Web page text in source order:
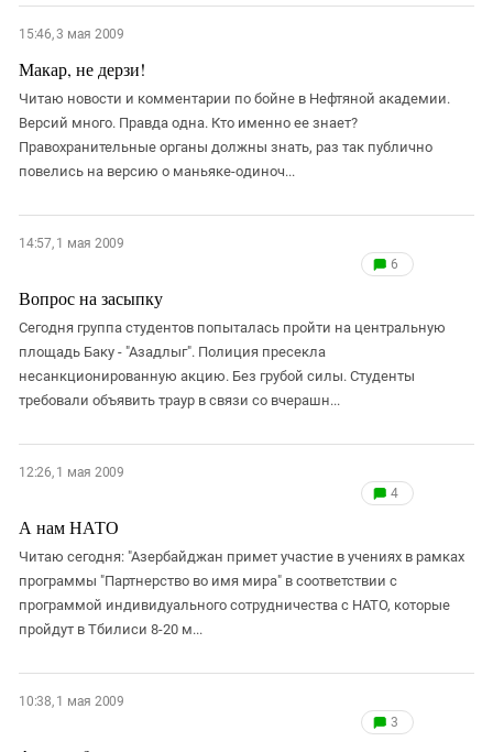
15:46, 3 мая 2009
Макар, не дерзи!
Читаю новости и комментарии по бойне в Нефтяной академии.
Версий много. Правда одна. Кто именно ее знает?
Правохранительные органы должны знать, раз так публично
повелись на версию о маньяке-одиноч...
14:57, 1 мая 2009
6
Вопрос на засыпку
Сегодня группа студентов попыталась пройти на центральную
площадь Баку - "Азадлыг". Полиция пресекла
несанкционированную акцию. Без грубой силы. Студенты
требовали объявить траур в связи со вчерашн...
12:26, 1 мая 2009
4
А нам НАТО
Читаю сегодня: "Азербайджан примет участие в учениях в рамках
программы "Партнерство во имя мира" в соответствии с
программой индивидуального сотрудничества с НАТО, которые
пройдут в Тбилиси 8-20 м...
10:38, 1 мая 2009
3